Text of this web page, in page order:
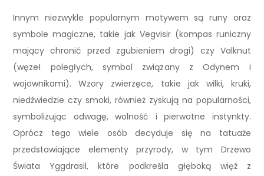
Innym niezwykle popularnym motywem są runy oraz
symbole magiczne, takie jak Vegvisir (kompas runiczny
mający chronić przed zgubieniem drogi) czy Valknut
(węzeł poległych, symbol związany z Odynem i
wojownikami). Wzory zwierzęce, takie jak wilki, kruki,
niedźwiedzie czy smoki, również zyskują na popularności,
symbolizując odwagę, wolność i pierwotne instynkty.
Oprócz tego wiele osób decyduje się na tatuaże
przedstawiające elementy przyrody, w tym Drzewo
Świata Yggdrasil, które podkreśla głęboką więź z